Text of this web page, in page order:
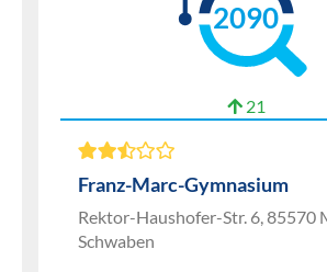
2090
21
Franz-Marc-Gymnasium
Rektor-Haushofer-Str. 6, 85570
Schwaben